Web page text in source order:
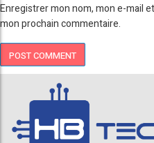
Enregistrer mon nom, mon e-mail
mon prochain commentaire.